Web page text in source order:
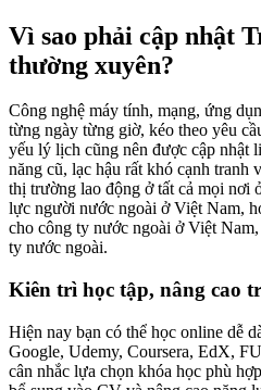
Vì sao phải cập nhật
thường xuyên?
Công nghệ máy tính, mạng, ứng
từng ngày từng giờ, kéo theo yêu
yếu lý lịch cũng nên được cập nhật
năng cũ, lạc hậu rất khó cạnh tranh
thị trường lao động ở tất cả mọi nơi
lực người nước ngoài ở Việt Nam,
cho công ty nước ngoài ở Việt
ty nước ngoài.
Kiên trì học tập, nâng cao
Hiện nay bạn có thể học online dễ
Google, Udemy, Coursera, EdX,
cân nhắc lựa chọn khóa học phù